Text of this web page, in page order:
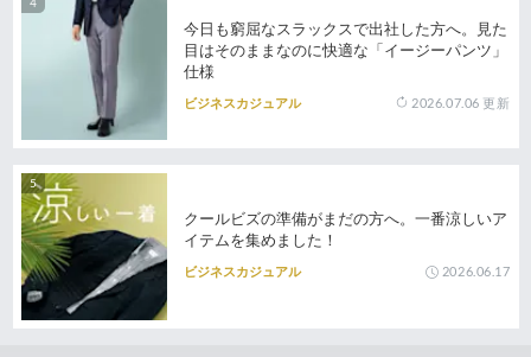
今日も窮屈なスラックスで出社した方へ。見た
目はそのままなのに快適な「イージーパンツ」
仕様
ビジネスカジュアル 2026.07.06 更新
クールビズの準備がまだの方へ。一番涼しいア
イテムを集めました！
ビジネスカジュアル 2026.06.17